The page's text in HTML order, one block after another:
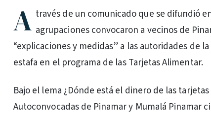
A través de un comunicado que se difundió
agrupaciones convocaron a vecinos de
“explicaciones y medidas” a las autoridades de
estafa en el programa de las Tarjetas Alimentar.
Bajo el lema ¿Dónde está el dinero de las
Autoconvocadas de Pinamar y Mumalá Pinamar